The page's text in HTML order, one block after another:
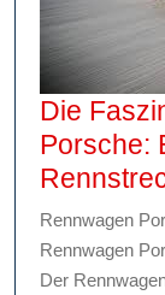
Die
Porsche:
Rennwagen
Rennwagen
Der